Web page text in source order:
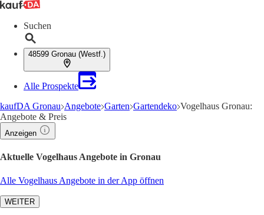
Suchen
48599 Gronau (Westf.)
Alle Prospekte
kaufDA Gronau Angebote Garten Gartendeko Vogelhaus Gronau:
Angebote & Preis
Anzeigen
Aktuelle Vogelhaus Angebote in Gronau
Alle Vogelhaus Angebote in der App öffnen
WEITER